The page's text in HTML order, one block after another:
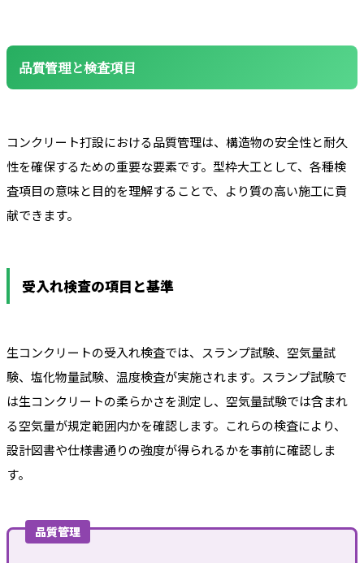
品質管理と検査項目
コンクリート打設における品質管理は、構造物の安全性と耐久
性を確保するための重要な要素です。型枠大工として、各種検
査項目の意味と目的を理解することで、より質の高い施工に貢
献できます。
受入れ検査の項目と基準
生コンクリートの受入れ検査では、スランプ試験、空気量試
験、塩化物量試験、温度検査が実施されます。スランプ試験で
は生コンクリートの柔らかさを測定し、空気量試験では含まれ
る空気量が規定範囲内かを確認します。これらの検査により、
設計図書や仕様書通りの強度が得られるかを事前に確認しま
す。
品質管理